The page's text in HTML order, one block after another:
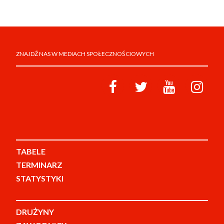
ZNAJDŹ NAS W MEDIACH SPOŁECZNOŚCIOWYCH
TABELE
TERMINARZ
STATYSTYKI
DRUŻYNY